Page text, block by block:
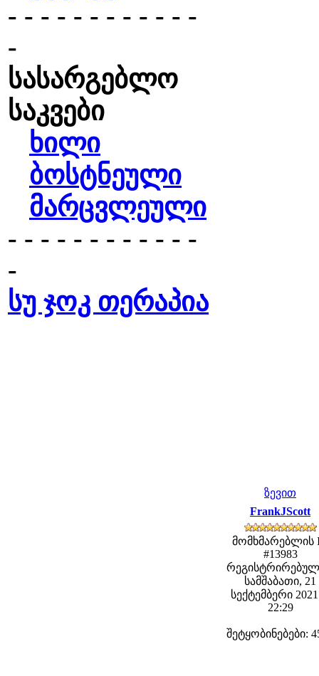
- - - - - - - - - - - -
-
სასარგებლო
საკვები
ხილი
ბოსტნეული
მარცვლეული
- - - - - - - - - - - -
-
სუ ჯოკ თერაპია
ზევით
FrankJScott
მომხმარებლის
#13983
სამშაბათი, 21
სექტემბერი
22:29
შეტყობინებები: